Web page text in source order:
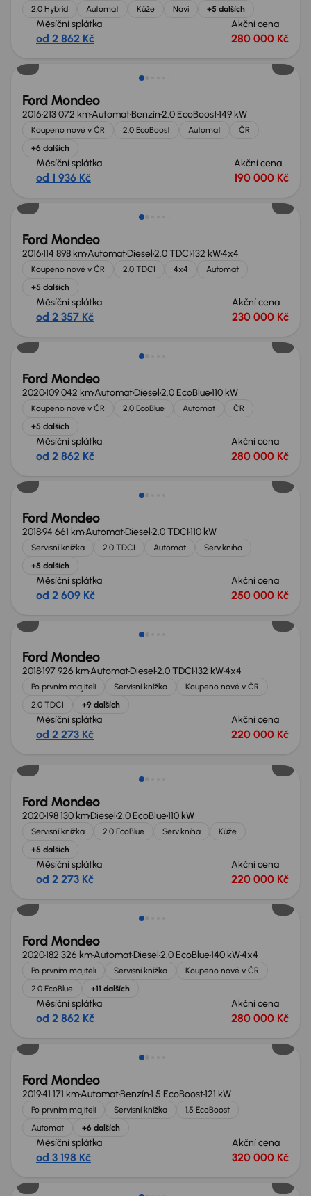
2.0 Hybrid Automat Kůže Navi +5 dalších
Měsíční splátka
od 2 862 Kč
Akční cena
280 000 Kč
Ford Mondeo
2016213 072 kmAutomatBenzín2.0 EcoBoost149 kW
Koupeno nové v ČR 2.0 EcoBoost Automat
ČR
+6 dalších
Měsíční splátka
od 1 936 Kč
Akční cena
190 000 Kč
Ford Mondeo
2016114 898 kmAutomatDiesel2.0 TDCI132 kW4x4
Koupeno nové v ČR 2.0 TDCI 4x4
Automat
+5 dalších
Měsíční splátka
od 2 357 Kč
Akční cena
230 000 Kč
Možnost odpočtu DPH
Ford Mondeo
2020109 042 kmAutomatDiesel2.0 EcoBlue110 kW
Koupeno nové v ČR 2.0 EcoBlue Automat
ČR
+5 dalších
Měsíční splátka
od 2 862 Kč
Akční cena
280 000 Kč
Ford Mondeo
201894 661 kmAutomatDiesel2.0 TDCI110 kW
Servisní knížka 2.0 TDCI Automat
Serv.kniha
+5 dalších
Měsíční splátka
od 2 609 Kč
Akční cena
250 000 Kč
Možnost odpočtu DPH
Ford Mondeo
2018197 926 kmAutomatDiesel2.0 TDCI132 kW4x4
Po prvním majiteli Servisní knížka
Koupeno nové v ČR
2.0 TDCI
+9 dalších
Měsíční splátka
od 2 273 Kč
Akční cena
220 000 Kč
Ford Mondeo
2020198 130 kmDiesel2.0 EcoBlue110 kW
Servisní knížka 2.0 EcoBlue Serv.kniha
Kůže
+5 dalších
Měsíční splátka
od 2 273 Kč
Akční cena
220 000 Kč
Zlevněno o 40 000 Kč
Ford Mondeo
2020182 326 kmAutomatDiesel2.0 EcoBlue140 kW4x4
Po prvním majiteli Servisní knížka
Koupeno nové v ČR
2.0 EcoBlue
+11 dalších
Měsíční splátka
od 2 862 Kč
Akční cena
280 000 Kč
Zlevněno o 10 000 Kč
Ford Mondeo
201941 171 kmAutomatBenzín1.5 EcoBoost121 kW
Po prvním majiteli Servisní knížka
1.5 EcoBoost
Automat
+6 dalších
Měsíční splátka
od 3 198 Kč
Akční cena
320 000 Kč
Zlevněno o 50 000 Kč